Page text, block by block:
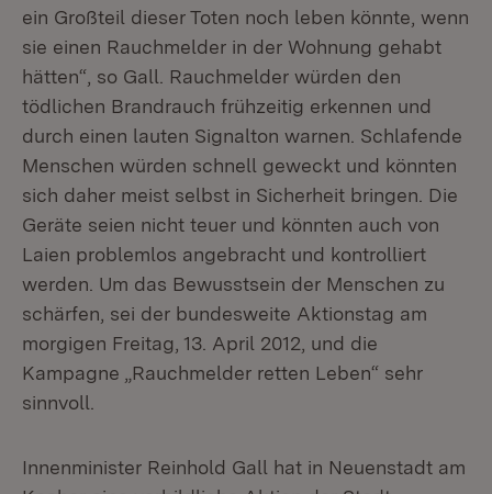
ein Großteil dieser Toten noch leben könnte, wenn
sie einen Rauchmelder in der Wohnung gehabt
hätten“, so Gall. Rauchmelder würden den
tödlichen Brandrauch frühzeitig erkennen und
durch einen lauten Signalton warnen. Schlafende
Menschen würden schnell geweckt und könnten
sich daher meist selbst in Sicherheit bringen. Die
Geräte seien nicht teuer und könnten auch von
Laien problemlos angebracht und kontrolliert
werden. Um das Bewusstsein der Menschen zu
schärfen, sei der bundesweite Aktionstag am
morgigen Freitag, 13. April 2012, und die
Kampagne „Rauchmelder retten Leben“ sehr
sinnvoll.
Innenminister Reinhold Gall hat in Neuenstadt am